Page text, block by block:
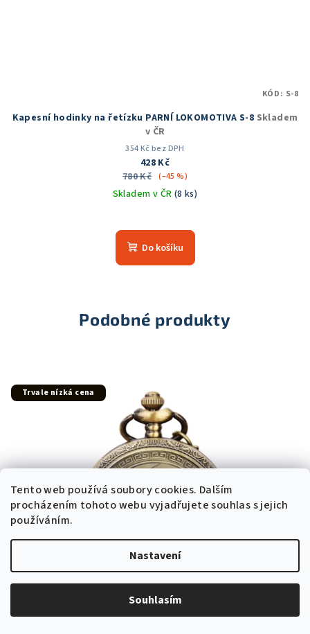
Tento web používá soubory cookies. Dalším
procházením tohoto webu vyjadřujete souhlas s jejich
používáním.
Nastavení
Souhlasím
Kapesní hodinky na řetízku PARNÍ LOKOMOTIVA S-8 Skladem
v ČR
354 Kč bez DPH
428 Kč
780 Kč (–45 %)
Skladem v ČR (8 ks)
hodnocení
produktu
hvězdiček.
Do košíku
KÓD: S-8
Podobné produkty
Trvale nízká cena